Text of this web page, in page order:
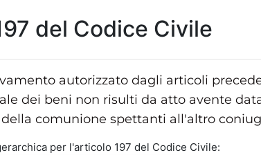
del Codice Civile
autorizzato dagli articoli
dei beni non risulti da atto avente
comunione spettanti all'altro
per l'articolo 197 del Codice Civile: